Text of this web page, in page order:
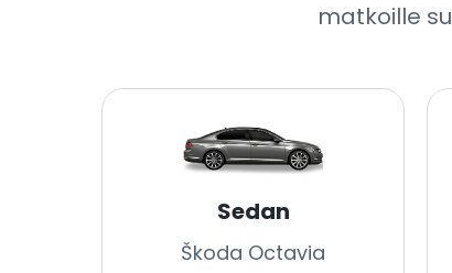
matkoille
Sedan
Škoda Octavia